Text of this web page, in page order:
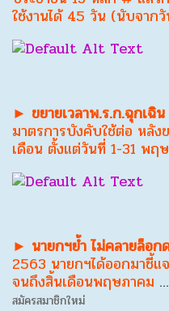
ใช้งานได้ 45 วัน (นับจาก
► ขยายเวลาพ.ร.ก.ฉุกเฉิ
มาตรการบังคับใช้ต่อ หลัง
เดือน ตั้งแต่วันที่ 1-31 พฤ
► นายกฯย้ำ ไม่คลายล็อก
2563 นายกฯได้ออกมาชี้แ
จนถึงสิ้นเดือนพฤษภาคม …
สมัครสมาชิกใหม่